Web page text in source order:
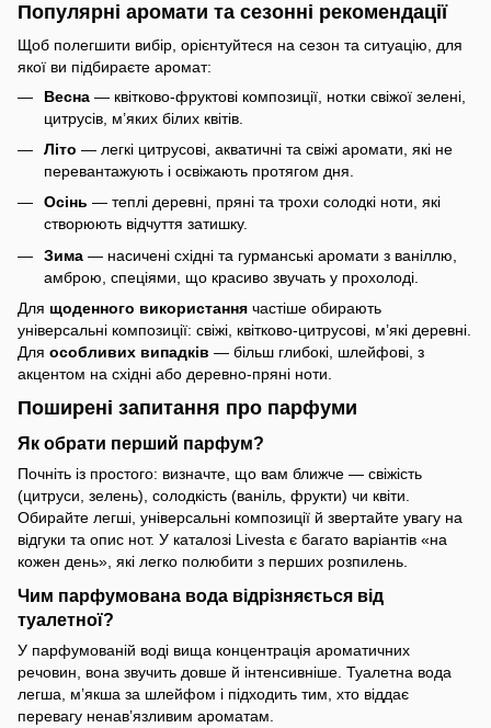
Популярні аромати та сезонні рекомендації
Щоб полегшити вибір, орієнтуйтеся на сезон та ситуацію, для
якої ви підбираєте аромат:
Весна — квітково-фруктові композиції, нотки свіжої зелені,
цитрусів, м’яких білих квітів.
Літо — легкі цитрусові, акватичні та свіжі аромати, які не
перевантажують і освіжають протягом дня.
Осінь — теплі деревні, пряні та трохи солодкі ноти, які
створюють відчуття затишку.
Зима — насичені східні та гурманські аромати з ваніллю,
амброю, спеціями, що красиво звучать у прохолоді.
Для щоденного використання частіше обирають
універсальні композиції: свіжі, квітково-цитрусові, м’які деревні.
Для особливих випадків — більш глибокі, шлейфові, з
акцентом на східні або деревно-пряні ноти.
Поширені запитання про парфуми
Як обрати перший парфум?
Почніть із простого: визначте, що вам ближче — свіжість
(цитруси, зелень), солодкість (ваніль, фрукти) чи квіти.
Обирайте легші, універсальні композиції й звертайте увагу на
відгуки та опис нот. У каталозі Livesta є багато варіантів «на
кожен день», які легко полюбити з перших розпилень.
Чим парфумована вода відрізняється від
туалетної?
У парфумованій воді вища концентрація ароматичних
речовин, вона звучить довше й інтенсивніше. Туалетна вода
легша, м’якша за шлейфом і підходить тим, хто віддає
перевагу ненав’язливим ароматам.